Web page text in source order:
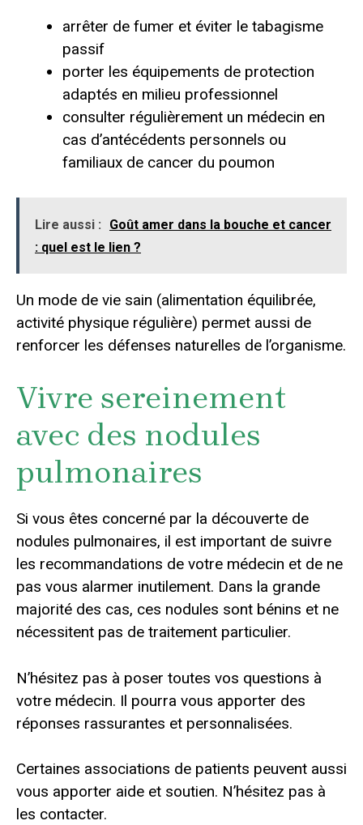
arrêter de fumer et éviter le tabagisme
passif
porter les équipements de protection
adaptés en milieu professionnel
consulter régulièrement un médecin en
cas d’antécédents personnels ou
familiaux de cancer du poumon
Lire aussi :
Goût amer dans la bouche et cancer
: quel est le lien ?
Un mode de vie sain (alimentation équilibrée,
activité physique régulière) permet aussi de
renforcer les défenses naturelles de l’organisme.
Vivre sereinement
avec des nodules
pulmonaires
Si vous êtes concerné par la découverte de
nodules pulmonaires, il est important de suivre
les recommandations de votre médecin et de ne
pas vous alarmer inutilement. Dans la grande
majorité des cas, ces nodules sont bénins et ne
nécessitent pas de traitement particulier.
N’hésitez pas à poser toutes vos questions à
votre médecin. Il pourra vous apporter des
réponses rassurantes et personnalisées.
Certaines associations de patients peuvent aussi
vous apporter aide et soutien. N’hésitez pas à
les contacter.